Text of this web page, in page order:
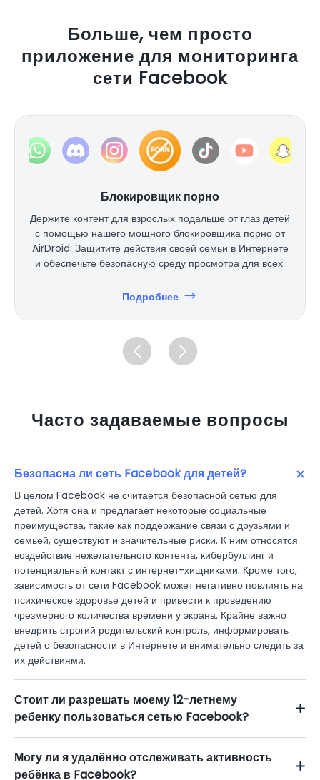
Больше, чем просто
приложение для мониторинга
сети Facebook
Блокировщик порно
Держите контент для взрослых подальше от глаз детей
с помощью нашего мощного блокировщика порно от
AirDroid. Защитите действия своей семьи в Интернете
и обеспечьте безопасную среду просмотра для всех.
Подробнее
Часто задаваемые вопросы
Безопасна ли сеть Facebook для детей?
В целом Facebook не считается безопасной сетью для
детей. Хотя она и предлагает некоторые социальные
преимущества, такие как поддержание связи с друзьями и
семьей, существуют и значительные риски. К ним относятся
воздействие нежелательного контента, кибербуллинг и
потенциальный контакт с интернет-хищниками. Кроме того,
зависимость от сети Facebook может негативно повлиять на
психическое здоровье детей и привести к проведению
чрезмерного количества времени у экрана. Крайне важно
внедрить строгий родительский контроль, информировать
детей о безопасности в Интернете и внимательно следить за
их действиями.
Стоит ли разрешать моему 12-летнему
ребенку пользоваться сетью Facebook?
Могу ли я удалённо отслеживать активность
ребёнка в Facebook?